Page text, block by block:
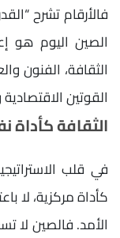
فالأرقام تشرح
الصين اليوم هو
الثقافة، الفنون
القوتين
الثقافة كأداة
في قلب
كأداة مركزية، لا
الأمد. فالصين لا